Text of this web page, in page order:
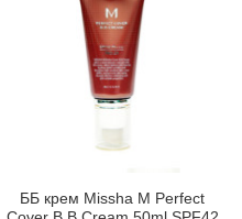
ББ крем Missha M Perfect